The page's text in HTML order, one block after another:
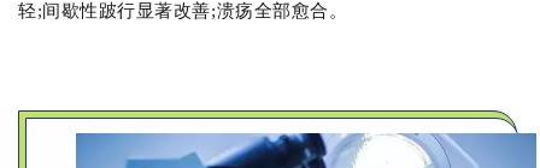
轻;间歇性跛行显著改善;溃疡全部愈合。